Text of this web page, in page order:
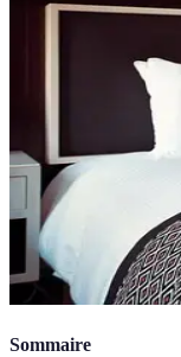
Sommaire